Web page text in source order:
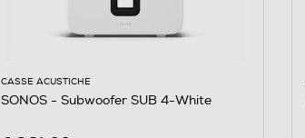
CASSE ACUSTICHE
SONOS - Subwoofer SUB 4-White